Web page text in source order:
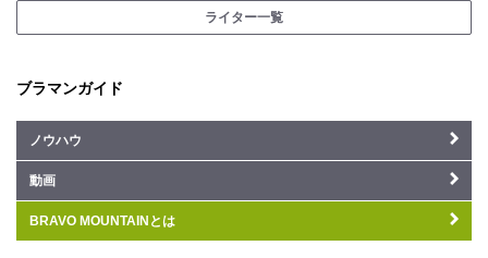
ライター一覧
ブラマンガイド
ノウハウ
動画
BRAVO MOUNTAINとは